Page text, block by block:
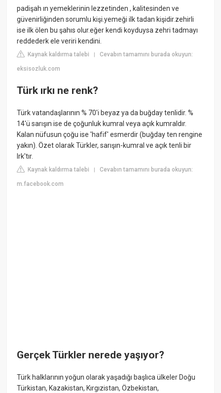
padişah ın yemeklerinin lezzetinden , kalitesinden ve
güvenirliğinden sorumlu kişi.yemeği ilk tadan kişidir.zehirli
ise ilk ölen bu şahıs olur.eğer kendi koyduysa zehri tadmayı
reddederk ele veriri kendini.
Kaynak kaldırma talebi |Cevabın tamamını burada okuyun:
eksisozluk.com
Türk ırkı ne renk?
Türk vatandaşlarının % 70'i beyaz ya da buğday tenlidir. %
14'ü sarışın ise de çoğunluk kumral veya açık kumraldır.
Kalan nüfusun çoğu ise 'hafif' esmerdir (buğday ten rengine
yakın). Özet olarak Türkler, sarışın-kumral ve açık tenli bir
Irk'tır.
Kaynak kaldırma talebi |Cevabın tamamını burada okuyun:
m.facebook.com
Gerçek Türkler nerede yaşıyor?
Türk halklarının yoğun olarak yaşadığı başlıca ülkeler Doğu
Türkistan, Kazakistan, Kırgızistan, Özbekistan,